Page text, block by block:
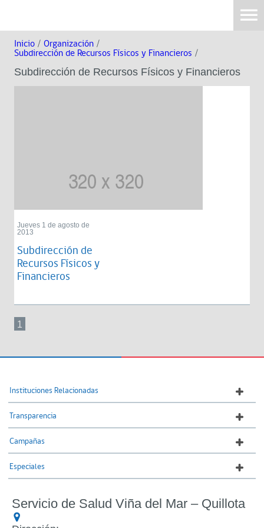
Inicio / Organización /
Subdirección de Recursos Físicos y Financieros /
Subdirección de Recursos Físicos y Financieros
Jueves 1 de agosto de
2013
Subdirección de
Recursos Físicos y
Financieros
1
Instituciones Relacionadas
Transparencia
Campañas
Especiales
Servicio de Salud Viña del Mar – Quillota